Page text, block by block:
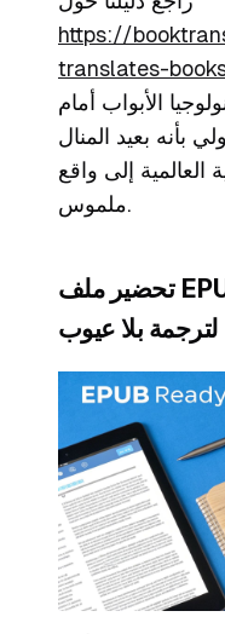
https://
translates-
الأبواب أمام
بأنه بعيد المنال
العالمية إلى واقع
ملموس.
تحضير ملف EPUB الإسباني الخاص بك
لترجمة بلا عيوب